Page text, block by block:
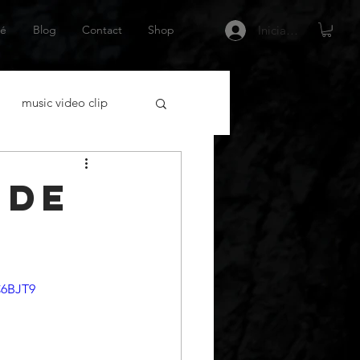
Blog Contact Shop Iniciar sesión
music video clip